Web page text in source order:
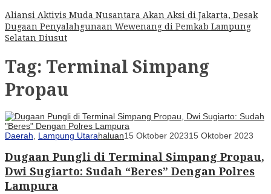
Aliansi Aktivis Muda Nusantara Akan Aksi di Jakarta, Desak
Dugaan Penyalahgunaan Wewenang di Pemkab Lampung
Selatan Diusut
Tag: Terminal Simpang
Propau
Daerah, Lampung Utarahaluan15 Oktober 202315 Oktober 2023
Dugaan Pungli di Terminal Simpang Propau,
Dwi Sugiarto: Sudah “Beres” Dengan Polres
Lampura